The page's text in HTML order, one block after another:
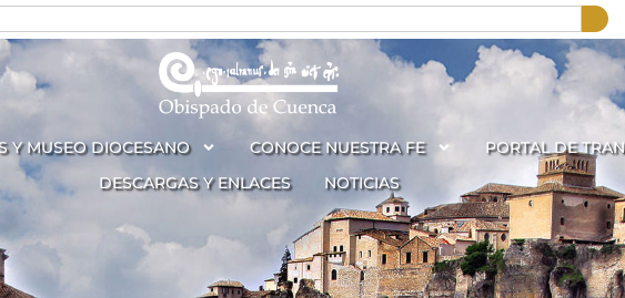
Y MUSEO DIOCESANO CONOCE NUESTRA FE PORTAL DE
DESCARGAS Y ENLACES
NOTICIAS